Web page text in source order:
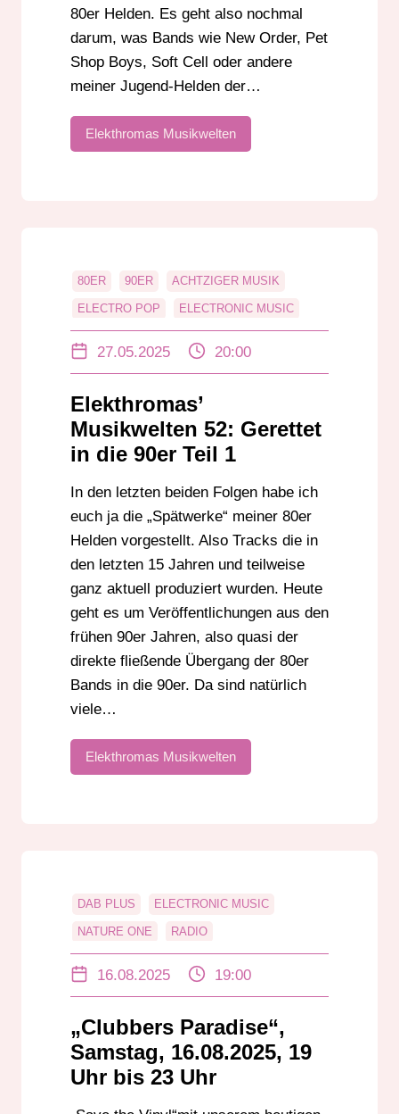
80er Helden. Es geht also nochmal
darum, was Bands wie New Order, Pet
Shop Boys, Soft Cell oder andere
meiner Jugend-Helden der…
Elekthromas Musikwelten
80ER 90ER ACHTZIGER MUSIK
ELECTRO POP ELECTRONIC MUSIC
27.05.2025 20:00
Elekthromas’
Musikwelten 52: Gerettet
in die 90er Teil 1
In den letzten beiden Folgen habe ich
euch ja die „Spätwerke“ meiner 80er
Helden vorgestellt. Also Tracks die in
den letzten 15 Jahren und teilweise
ganz aktuell produziert wurden. Heute
geht es um Veröffentlichungen aus den
frühen 90er Jahren, also quasi der
direkte fließende Übergang der 80er
Bands in die 90er. Da sind natürlich
viele…
Elekthromas Musikwelten
DAB PLUS ELECTRONIC MUSIC
NATURE ONE RADIO
UGO PERCOCO
16.08.2025 19:00
„Clubbers Paradise“,
Samstag, 16.08.2025, 19
Uhr bis 23 Uhr